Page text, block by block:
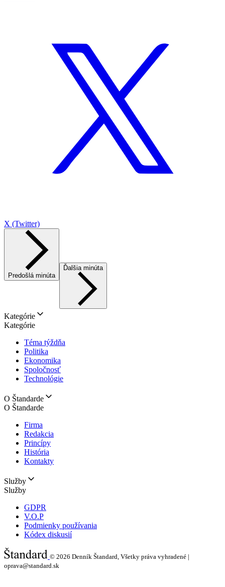
X (Twitter)
Predošlá minúta
Ďalšia minúta
Kategórie
Kategórie
Téma týždňa
Politika
Ekonomika
Spoločnosť
Technológie
O Štandarde
O Štandarde
Firma
Redakcia
Princípy
História
Kontakty
Služby
Služby
GDPR
V.O.P
Podmienky používania
Kódex diskusií
© 2026 Denník Štandard, Všetky práva vyhradené |
oprava@standard.sk